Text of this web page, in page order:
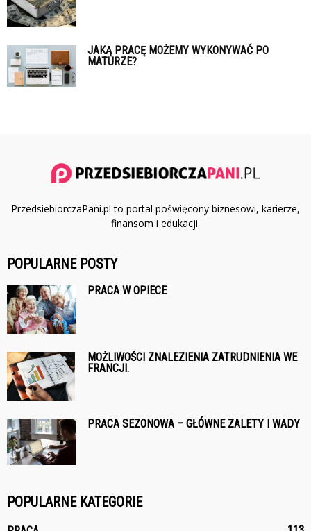
JAKĄ PRACĘ MOŻEMY WYKONYWAĆ PO
MATURZE?
PrzedsiebiorczaPani.pl to portal poświęcony biznesowi, karierze,
finansom i edukacji.
POPULARNE POSTY
PRACA W OPIECE
MOŻLIWOŚCI ZNALEZIENIA ZATRUDNIENIA WE
FRANCJI.
PRACA SEZONOWA – GŁÓWNE ZALETY I WADY
POPULARNE KATEGORIE